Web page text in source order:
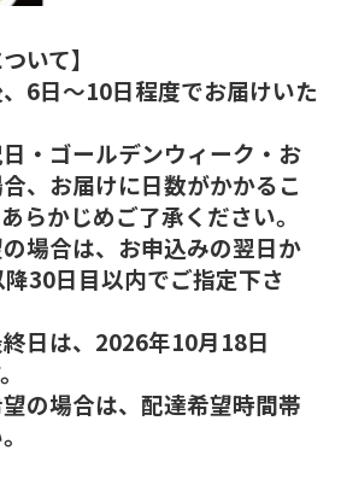
いて】
6日～10日程度でお届けいた
・ゴールデンウィーク・お
、お届けに日数がかかるこ
らかじめご了承ください。
場合は、お申込みの翌日か
30日目以内でご指定下さ
日は、2026年10月18日
の場合は、配達希望時間帯